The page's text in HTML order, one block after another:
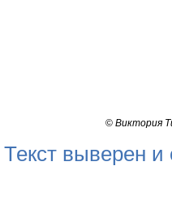
© Виктория
Текст выверен и